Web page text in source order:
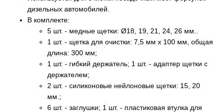
дизельных автомобилей.
В комплекте:
5 шт. - медные щетки: Ø18, 19, 21, 24, 26 мм.
1 шт. - щетка для очистки: 7,5 мм x 100 мм, общая
длина: 300 мм;
1 шт. - гибкий держатель; 1 шт. - адаптер щетки с
держателем;
2 шт. - силиконовые нейлоновые щетки: 15, 20
мм. ;
6 шт. - заглушки; 1 шт. - пластиковая втулка для